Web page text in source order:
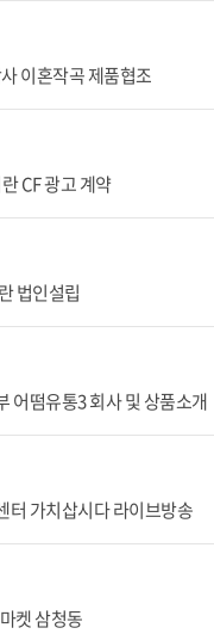
이혼작곡 제품협조
CF 광고 계약
법인설립
어떰유통3 회사 및 상품소개
터 가치삽시다 라이브방송
켓 삼청동